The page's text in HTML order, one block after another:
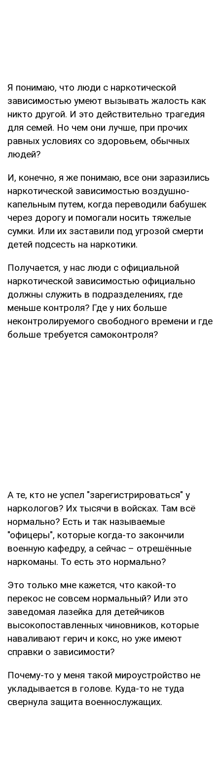
Я понимаю, что люди с наркотической
зависимостью умеют вызывать жалость как
никто другой. И это действительно трагедия
для семей. Но чем они лучше, при прочих
равных условиях со здоровьем, обычных
людей?
И, конечно, я же понимаю, все они заразились
наркотической зависимостью воздушно-
капельным путем, когда переводили бабушек
через дорогу и помогали носить тяжелые
сумки. Или их заставили под угрозой смерти
детей подсесть на наркотики.
Получается, у нас люди с официальной
наркотической зависимостью официально
должны служить в подразделениях, где
меньше контроля? Где у них больше
неконтролируемого свободного времени и где
больше требуется самоконтроля?
А те, кто не успел "зарегистрироваться" у
наркологов? Их тысячи в войсках. Там всё
нормально? Есть и так называемые
"офицеры", которые когда-то закончили
военную кафедру, а сейчас – отрешённые
наркоманы. То есть это нормально?
Это только мне кажется, что какой-то
перекос не совсем нормальный? Или это
заведомая лазейка для детейчиков
высокопоставленных чиновников, которые
наваливают герич и кокс, но уже имеют
справки о зависимости?
Почему-то у меня такой мироустройство не
укладывается в голове. Куда-то не туда
свернула защита военнослужащих.